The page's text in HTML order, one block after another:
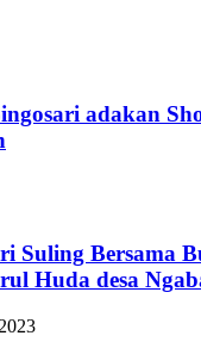
adakan
Suling Bersama
Huda desa